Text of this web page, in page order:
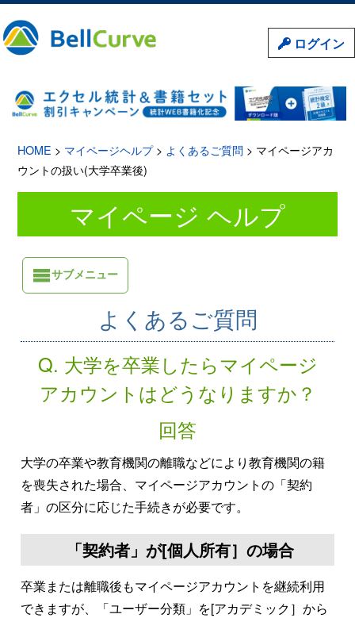
ログイン
HOME > マイページヘルプ> よくあるご質問 > マイページアカ
ウントの扱い(大学卒業後)
マイページ ヘルプ
サブメニュー
よくあるご質問
Q. 大学を卒業したらマイページ
アカウントはどうなりますか？
回答
大学の卒業や教育機関の離職などにより教育機関の籍
を喪失された場合、マイページアカウントの「契約
者」の区分に応じた手続きが必要です。
「契約者」が[個人所有］の場合
卒業または離職後もマイページアカウントを継続利用
できますが、「ユーザー分類」を[アカデミック］から